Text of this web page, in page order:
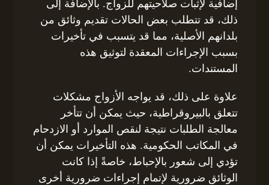
إضافية لإثبات صلاحيتهم للزواج. بالإضافة إلى
ذلك، قد تتطلب بعض الحالات تقديم وثائق من
بلدانهم الأصلية، مما قد يتسبب في تأخيرات
بسبب الإجراءات المعقدة لتوثيق هذه
المستندات.
علاوة على ذلك، قد يواجه الأزواج مشكلات
تتعلق بالبيروقراطية، حيث يمكن أن تتأخر
معالجة الطلبات نتيجة لنقص الموارد أو الازدحام
في المكاتب الحكومية. هذه التأخيرات يمكن أن
تؤدي إلى شعور بالإحباط، خاصةً إذا كانت
الوثائق ضرورية لإتمام إجراءات ضرورية أخرى